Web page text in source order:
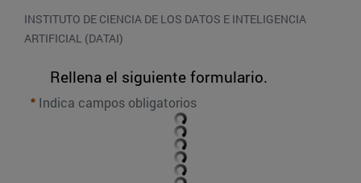
INSTITUTO DE CIENCIA DE LOS DATOS E INTELIGENCIA
ARTIFICIAL (DATAI)
Rellena el siguiente formulario.
Indica campos obligatorios